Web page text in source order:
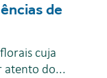
de
cuja
atento do...